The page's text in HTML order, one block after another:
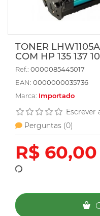
TONER
COM HP 135 137
Ref.: 0000085445017
EAN: 0000000035736
Marca: Importado
Escrever
Perguntas (0)
R$ 60,00